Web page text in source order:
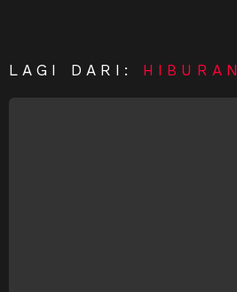
LAGI DARI: HIBURAN